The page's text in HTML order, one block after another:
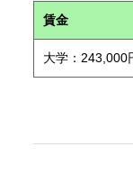
賃金
大学：